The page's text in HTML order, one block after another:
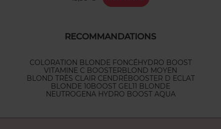
RECOMMANDATIONS
COLORATION BLONDE FONCÉHYDRO BOOST
VITAMINE C BOOSTERBLOND MOYEN
BLOND TRÈS CLAIR CENDRÉBOOSTER D ECLAT
BLONDE 10BOOST GEL11 BLONDE
NEUTROGENA HYDRO BOOST AQUA